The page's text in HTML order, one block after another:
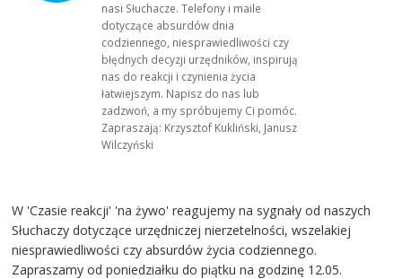
nasi Słuchacze. Telefony i maile
dotyczące absurdów dnia
codziennego, niesprawiedliwości czy
błędnych decyzji urzędników, inspirują
nas do reakcji i czynienia życia
łatwiejszym. Napisz do nas lub
zadzwoń, a my spróbujemy Ci pomóc.
Zapraszają: Krzysztof Kukliński, Janusz
Wilczyński
W 'Czasie reakcji' 'na żywo' reagujemy na sygnały od naszych
Słuchaczy dotyczące urzędniczej nierzetelności, wszelakiej
niesprawiedliwości czy absurdów życia codziennego.
Zapraszamy od poniedziałku do piątku na godzinę 12.05.